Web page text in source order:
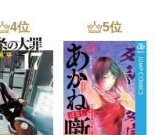
4位 5位